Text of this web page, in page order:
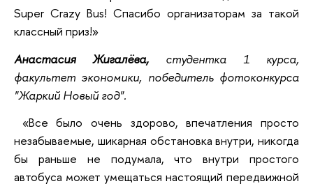
Super Crazy Bus! Спасибо организаторам за такой
классный приз!»
Анастасия Жигалёва,
студентка 1 курса,
факультет экономики, победитель фотоконкурса
"Жаркий Новый год".
«Все было очень здорово, впечатления просто
незабываемые, шикарная обстановка внутри, никогда
бы раньше не подумала, что внутри простого
автобуса может умещаться настоящий передвижной